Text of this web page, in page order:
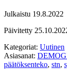
Julkaistu 19.8.2022
Päivitetty
Kategoriat: Uutinen
Asiasanat:
päätöksenteko, stn,